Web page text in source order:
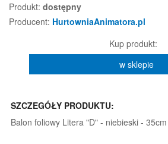
Produkt: dostępny
Producent: HurtowniaAnimatora.pl
Kup produkt:
w sklepie
SZCZEGÓŁY PRODUKTU:
Balon foliowy Litera "D" - niebieski - 35cm